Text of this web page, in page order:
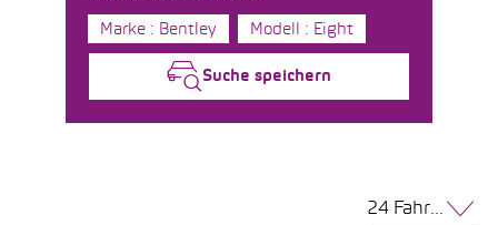
Marke : Bentley Modell : Eight
Suche speichern
24 Fahrzeuge pro Seite